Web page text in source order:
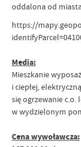
oddalona od
https://
Media:
Mieszkanie
i ciepłej,
się ogrzewanie
w wydzielonym
Cena wywoławcza: